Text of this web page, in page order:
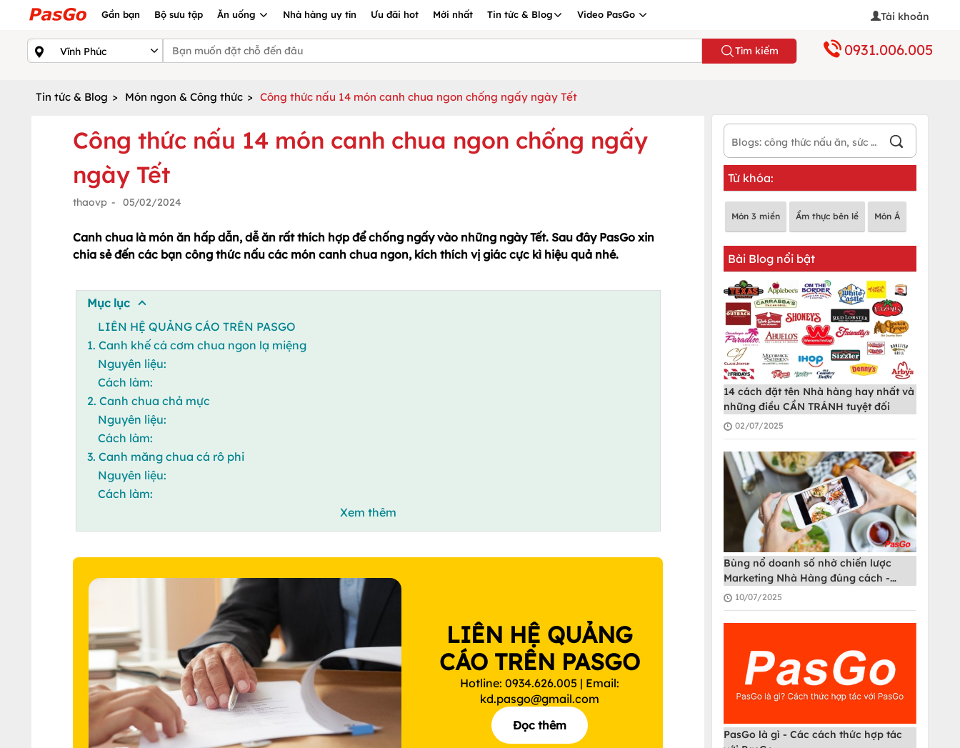
Gần bạn Bộ sưu tập Ăn uống Nhà hàng uy tín Ưu đãi hot Mới nhất Tin tức & Blog Video PasGo Tài khoản
Tìm kiếm 0931.006.005
Tin tức & Blog > Món ngon & Công thức > Công thức nấu 14 món canh chua ngon chống ngấy ngày Tết
Công thức nấu 14 món canh chua ngon chống ngấy
ngày Tết
thaovp - 05/02/2024
Canh chua là món ăn hấp dẫn, dễ ăn rất thích hợp để chống ngấy vào những ngày Tết. Sau đây PasGo xin
chia sẻ đến các bạn công thức nấu các món canh chua ngon, kích thích vị giác cực kì hiệu quả nhé.
Mục lục
LIÊN HỆ QUẢNG CÁO TRÊN PASGO
1. Canh khế cá cơm chua ngon lạ miệng
Nguyên liệu:
Cách làm:
2. Canh chua chả mực
Nguyên liệu:
Cách làm:
3. Canh măng chua cá rô phi
Nguyên liệu:
Cách làm:
Xem thêm
LIÊN HỆ QUẢNG
CÁO TRÊN PASGO
Hotline: 0934.626.005 | Email:
kd.pasgo@gmail.com
Đọc thêm
Từ khóa:
Món 3 miền Ẩm thực bên lề Món Á
Bài Blog nổi bật
14 cách đặt tên Nhà hàng hay nhất và
những điều CẦN TRÁNH tuyệt đối
02/07/2025
Bùng nổ doanh số nhờ chiến lược
Marketing Nhà Hàng đúng cách -
PasGo
10/07/2025
PasGo là gì - Các cách thức hợp tác